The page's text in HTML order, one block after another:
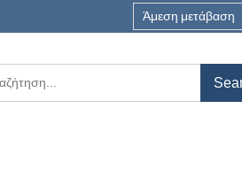
Άμεση μετάβαση